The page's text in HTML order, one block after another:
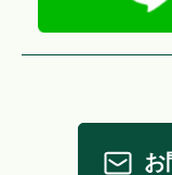
お